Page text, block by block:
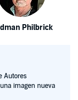
Philbrick
Autores
imagen nueva